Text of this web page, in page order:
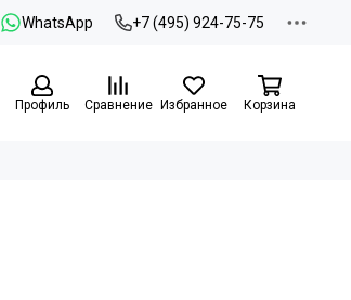
WhatsApp +7 (495) 924-75-75
Профиль Сравнение Избранное Корзина